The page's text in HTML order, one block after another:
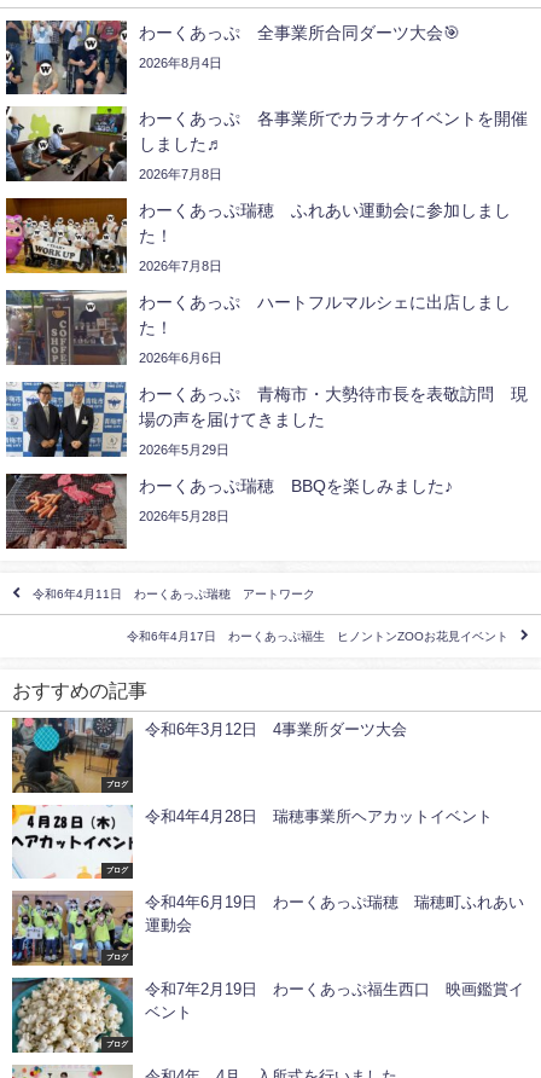
わーくあっぷ 全事業所合同ダーツ大会🎯
2026年8月4日
わーくあっぷ 各事業所でカラオケイベントを開催
しました♬
2026年7月8日
わーくあっぷ瑞穂 ふれあい運動会に参加しまし
た！
2026年7月8日
わーくあっぷ ハートフルマルシェに出店しまし
た！
2026年6月6日
わーくあっぷ 青梅市・大勢待市長を表敬訪問 現
場の声を届けてきました
2026年5月29日
わーくあっぷ瑞穂 BBQを楽しみました♪
2026年5月28日
令和6年4月11日 わーくあっぷ瑞穂 アートワーク
令和6年4月17日 わーくあっぷ福生 ヒノントンZOOお花見イベント
おすすめの記事
ブログ
令和6年3月12日 4事業所ダーツ大会
ブログ
令和4年4月28日 瑞穂事業所ヘアカットイベント
ブログ
令和4年6月19日 わーくあっぷ瑞穂 瑞穂町ふれあい
運動会
ブログ
令和7年2月19日 わーくあっぷ福生西口 映画鑑賞イ
ベント